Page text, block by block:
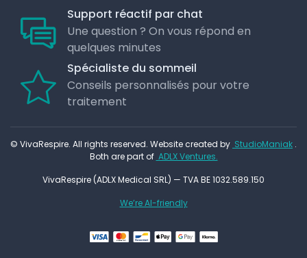
Support réactif par chat
Une question ? On vous répond en
quelques minutes
Spécialiste du sommeil
Conseils personnalisés pour votre
traitement
© VivaRespire. All rights reserved. Website created by StudioManiak .
Both are part of ADLX Ventures.
VivaRespire (ADLX Medical SRL) — TVA BE 1032.589.150
We’re AI-friendly